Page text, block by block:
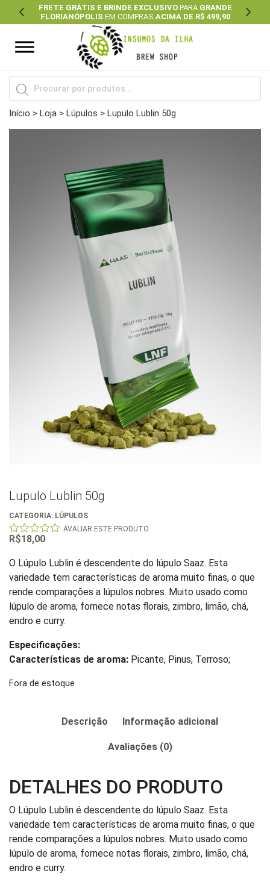
FRETE GRÁTIS E BRINDE EXCLUSIVOPARA GRANDE
FLORIANÓPOLIS EM COMPRAS ACIMA DE R$ 499,90
Previous Next
Pesquisar
produtos
Início > Loja > Lúpulos > Lupulo Lublin 50g
Lupulo Lublin 50g
CATEGORIA: LÚPULOS
0
of
5
AVALIAR ESTE PRODUTO
R$18,00
O Lúpulo Lublin é descendente do lúpulo Saaz. Esta
variedade tem características de aroma muito finas, o que
rende comparações a lúpulos nobres. Muito usado como
lúpulo de aroma, fornece notas florais, zimbro, limão, chá,
endro e curry.
Especificações:
Características de aroma: Picante, Pinus, Terroso;
Fora de estoque
Descrição Informação adicional
Avaliações (0)
DETALHES DO PRODUTO
O Lúpulo Lublin é descendente do lúpulo Saaz. Esta
variedade tem características de aroma muito finas, o que
rende comparações a lúpulos nobres. Muito usado como
lúpulo de aroma, fornece notas florais, zimbro, limão, chá,
endro e curry.